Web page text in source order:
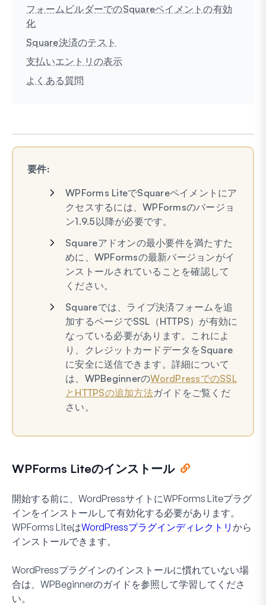
フォームビルダーでのSquareペイメントの有効
化
Square決済のテスト
支払いエントリの表示
よくある質問
要件:
WPForms LiteでSquareペイメントにア
クセスするには、WPFormsのバージョ
ン1.9.5以降が必要です。
Squareアドオンの最小要件を満たすた
めに、WPFormsの最新バージョンがイ
ンストールされていることを確認して
ください。
Squareでは、ライブ決済フォームを追
加するページでSSL（HTTPS）が有効に
なっている必要があります。これによ
り、クレジットカードデータをSquare
に安全に送信できます。詳細について
は、WPBeginnerのWordPressでのSSL
とHTTPSの追加方法ガイドをご覧くだ
さい。
WPForms Liteのインストール
開始する前に、WordPressサイトにWPForms Liteプラグ
インをインストールして有効化する必要があります。
WPForms LiteはWordPressプラグインディレクトリ から
インストールできます。
WordPressプラグインのインストールに慣れていない場
合は、WPBeginnerのガイドを参照して学習してくださ
い。